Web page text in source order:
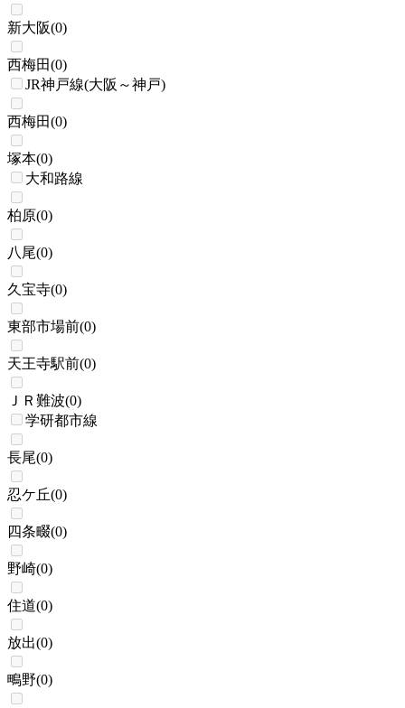
新大阪(0)
西梅田(0)
JR神戸線(大阪～神戸)
西梅田(0)
塚本(0)
大和路線
柏原(0)
八尾(0)
久宝寺(0)
東部市場前(0)
天王寺駅前(0)
ＪＲ難波(0)
学研都市線
長尾(0)
忍ケ丘(0)
四条畷(0)
野崎(0)
住道(0)
放出(0)
鴫野(0)